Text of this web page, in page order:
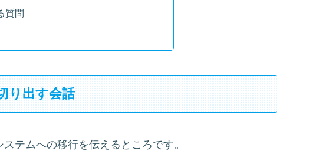
質問
り出す会話
テムへの移行を伝えるところです。